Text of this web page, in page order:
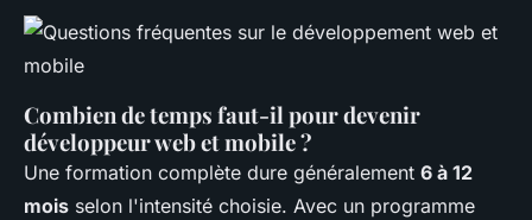
Combien de temps faut-il pour devenir
développeur web et mobile ?
Une formation complète dure généralement 6 à 12
mois selon l'intensité choisie. Avec un programme